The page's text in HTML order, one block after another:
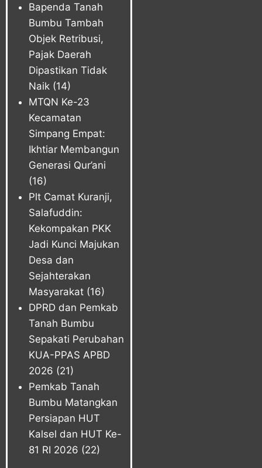
Bapenda Tanah
Bumbu Tambah
Objek Retribusi,
Pajak Daerah
Dipastikan Tidak
Naik (14)
MTQN Ke-23
Kecamatan
Simpang Empat:
Ikhtiar Membangun
Generasi Qur’ani
(16)
Plt Camat Kuranji,
Salafuddin:
Kekompakan PKK
Jadi Kunci Majukan
Desa dan
Sejahterakan
Masyarakat (16)
DPRD dan Pemkab
Tanah Bumbu
Sepakati Perubahan
KUA-PPAS APBD
2026 (21)
Pemkab Tanah
Bumbu Matangkan
Persiapan HUT
Kalsel dan HUT Ke-
81 RI 2026 (22)